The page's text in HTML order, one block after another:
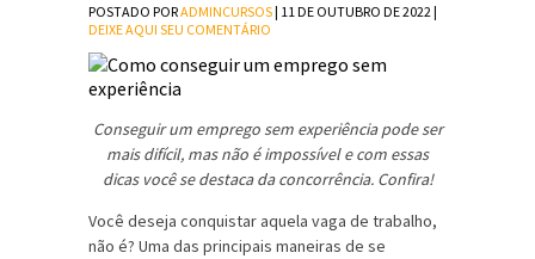
POSTADO PORADMINCURSOS| 11 DE OUTUBRO DE 2022 |
DEIXE AQUI SEU COMENTÁRIO
Conseguir um emprego sem experiência pode ser
mais difícil, mas não é impossível e com essas
dicas você se destaca da concorrência. Confira!
Você deseja conquistar aquela vaga de trabalho,
não é? Uma das principais maneiras de se